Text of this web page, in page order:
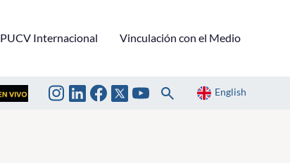
PUCV Internacional Vinculación con el Medio
English